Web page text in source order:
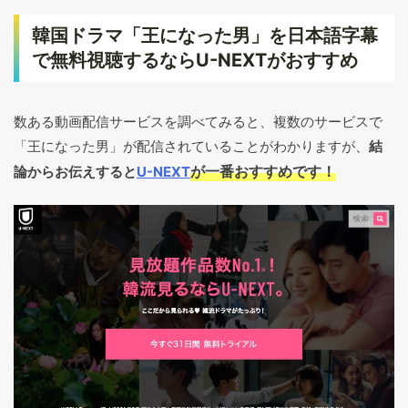
韓国ドラマ「王になった男」を日本語字幕
で無料視聴するならU-NEXTがおすすめ
数ある動画配信サービスを調べてみると、複数のサービスで
「王になった男」が配信されていることがわかりますが、 結
論からお伝えするとU-NEXTが一番おすすめです！